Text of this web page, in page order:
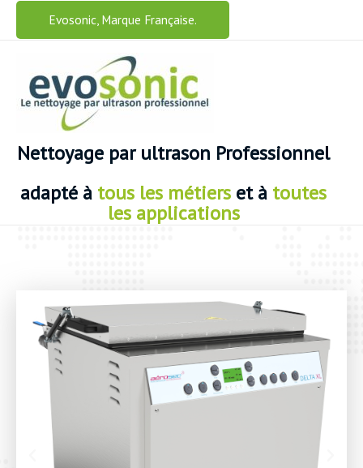
Aller
contenu
Evosonic, Marque Française.
Nettoyage par ultrason Professionnel
adapté à tous les métiers et à toutes
les applications